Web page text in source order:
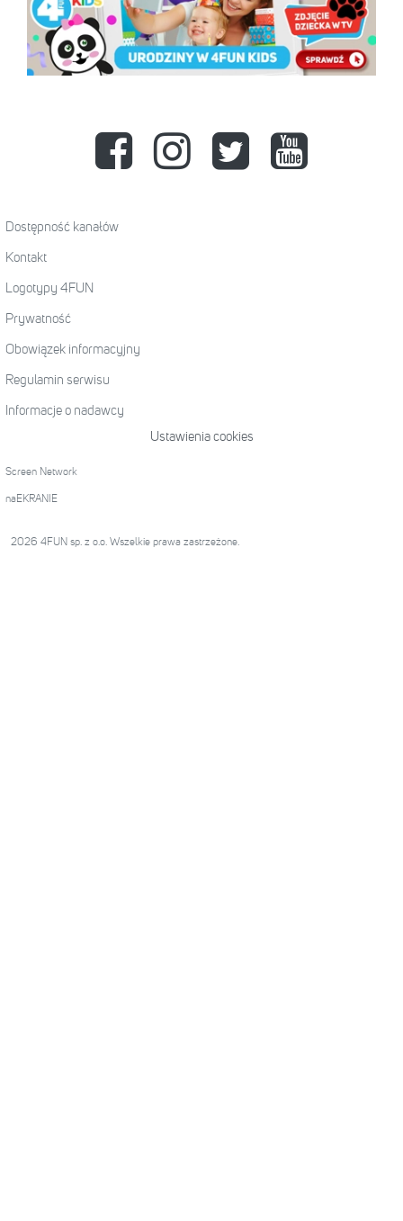
Dostępność kanałów
Kontakt
Logotypy 4FUN
Prywatność
Obowiązek informacyjny
Regulamin serwisu
Informacje o nadawcy
Ustawienia cookies
Screen Network
naEKRANIE
2026 4FUN sp. z o.o. Wszelkie prawa zastrzeżone.